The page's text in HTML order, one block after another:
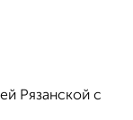
Рязанской с